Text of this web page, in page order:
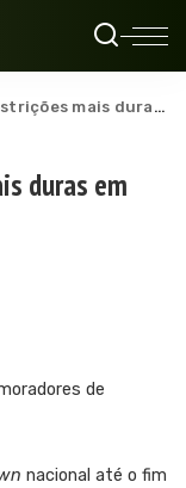
em batalha contra a pandemia
duras em
de
nacional até o fim